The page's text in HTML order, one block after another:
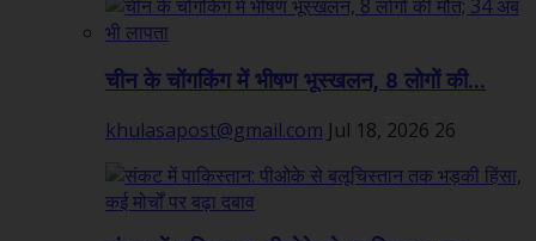
चीन के चोंगकिंग में भीषण भूस्खलन, 8 लोगों की...
khulasapost@gmail.com Jul 18, 2026 26